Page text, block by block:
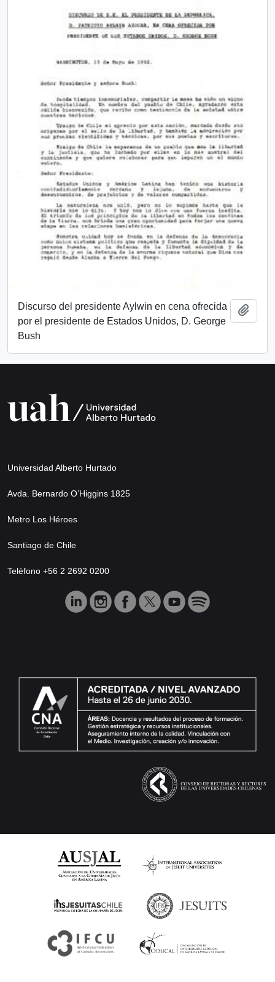
Discurso del presidente Aylwin en cena ofrecida
por el presidente de Estados Unidos, D. George
Bush
Universidad Alberto Hurtado
Avda. Bernardo O’Higgins 1825
Metro Los Héroes
Santiago de Chile
Teléfono +56 2 2692 0200